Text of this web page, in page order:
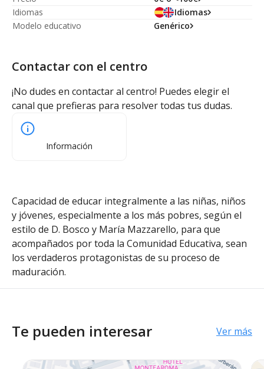
Idiomas
Idiomas
Modelo educativo
Genérico
Contactar con el centro
¡No dudes en contactar al centro! Puedes elegir el
canal que prefieras para resolver todas tus dudas.
Información
Capacidad de educar integralmente a las niñas, niños
y jóvenes, especialmente a los más pobres, según el
estilo de D. Bosco y María Mazzarello, para que
acompañados por toda la Comunidad Educativa, sean
los verdaderos protagonistas de su proceso de
maduración.
Te pueden interesar Ver más